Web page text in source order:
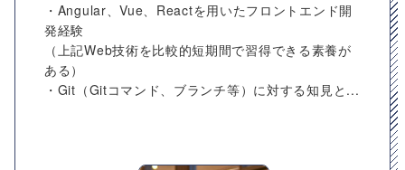
・Angular、Vue、Reactを用いたフロントエンド開
発経験
（上記Web技術を比較的短期間で習得できる素養が
ある）
・Git（Gitコマンド、ブランチ等）に対する知見と...